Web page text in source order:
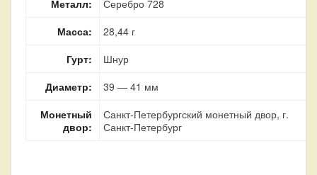
Металл:
Серебро 728
Масса:
28,44 г
Гурт:
Шнур
Диаметр:
39 — 41 мм
Монетный
двор:
Санкт-Петербургский монетный двор, г.
Санкт-Петербург